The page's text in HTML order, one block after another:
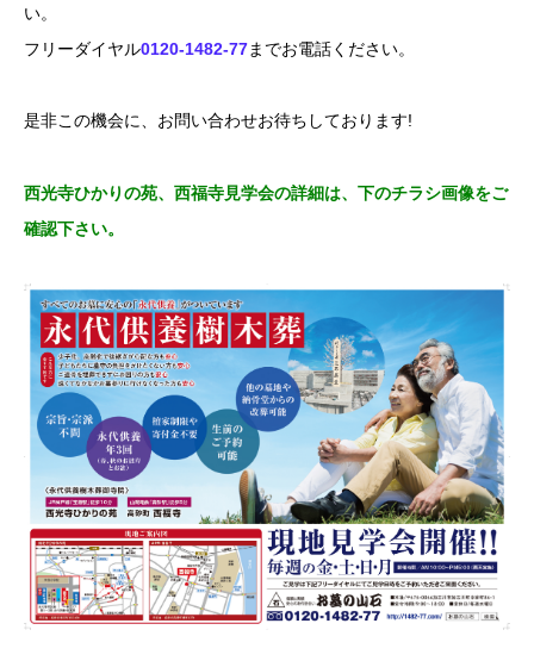
い。
フリーダイヤル0120-1482-77までお電話ください。
是非この機会に、お問い合わせお待ちしております!
西光寺ひかりの苑、西福寺見学会の詳細は、下のチラシ画像をご
確認下さい。